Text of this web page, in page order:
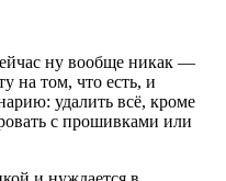
ну вообще никак —
на том, что есть, и
удалить всё, кроме
с прошивками или